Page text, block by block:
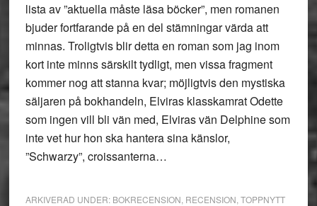
lista av ”aktuella måste läsa böcker”, men romanen
bjuder fortfarande på en del stämningar värda att
minnas. Troligtvis blir detta en roman som jag inom
kort inte minns särskilt tydligt, men vissa fragment
kommer nog att stanna kvar; möjligtvis den mystiska
säljaren på bokhandeln, Elviras klasskamrat Odette
som ingen vill bli vän med, Elviras vän Delphine som
inte vet hur hon ska hantera sina känslor,
”Schwarzy”, croissanterna…
ARKIVERAD UNDER: BOKRECENSION RECENSION TOPPNYTT